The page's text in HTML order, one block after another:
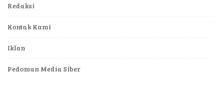
Redaksi
Kontak Kami
Iklan
Pedoman Media Siber